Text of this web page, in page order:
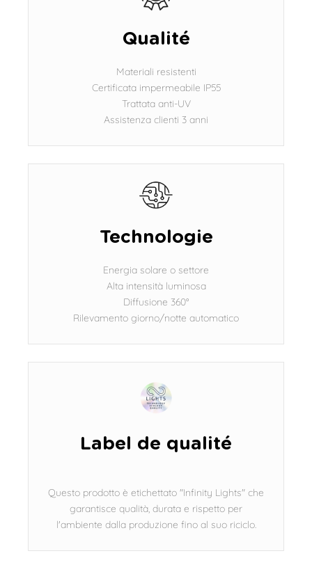
Qualité
Materiali resistenti
Certificata impermeabile IP55
Trattata anti-UV
Assistenza clienti 3 anni
Technologie
Energia solare o settore
Alta intensità luminosa
Diffusione 360°
Rilevamento giorno/notte automatico
Label de qualité
Questo prodotto è etichettato "Infinity Lights" che
garantisce qualità, durata e rispetto per
l'ambiente dalla produzione fino al suo riciclo.